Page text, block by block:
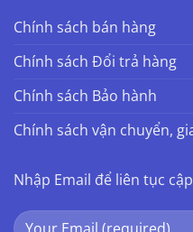
Chính sách bán hàng
Chính sách Đổi trả hàng
Chính sách Bảo hành
Chính sách vận chuyển,
Nhập Email để liên tục